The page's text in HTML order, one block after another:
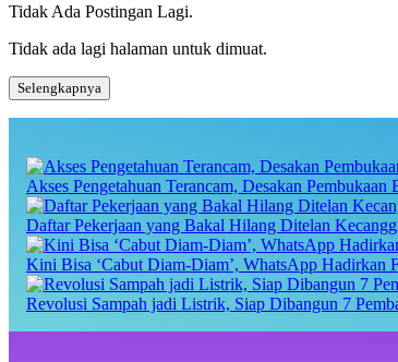
Tidak Ada Postingan Lagi.
Tidak ada lagi halaman untuk dimuat.
Selengkapnya
Akses Pengetahuan Terancam, Desakan
Daftar Pekerjaan yang Bakal Hilang Ditelan
Kini Bisa ‘Cabut Diam-Diam’, WhatsApp Hadirkan
Revolusi Sampah jadi Listrik, Siap Dibangun 7